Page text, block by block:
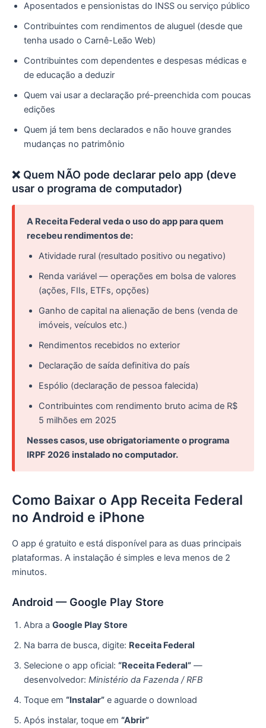
Aposentados e pensionistas do INSS ou serviço público
Contribuintes com rendimentos de aluguel (desde que
tenha usado o Carnê-Leão Web)
Contribuintes com dependentes e despesas médicas e
de educação a deduzir
Quem vai usar a declaração pré-preenchida com poucas
edições
Quem já tem bens declarados e não houve grandes
mudanças no patrimônio
❌ Quem NÃO pode declarar pelo app (deve
usar o programa de computador)
A Receita Federal veda o uso do app para quem
recebeu rendimentos de:
Atividade rural (resultado positivo ou negativo)
Renda variável — operações em bolsa de valores
(ações, FIIs, ETFs, opções)
Ganho de capital na alienação de bens (venda de
imóveis, veículos etc.)
Rendimentos recebidos no exterior
Declaração de saída definitiva do país
Espólio (declaração de pessoa falecida)
Contribuintes com rendimento bruto acima de R$
5 milhões em 2025
Nesses casos, use obrigatoriamente o programa
IRPF 2026 instalado no computador.
Como Baixar o App Receita Federal
no Android e iPhone
O app é gratuito e está disponível para as duas principais
plataformas. A instalação é simples e leva menos de 2
minutos.
Android — Google Play Store
Abra a Google Play Store
Na barra de busca, digite: Receita Federal
Selecione o app oficial: “Receita Federal” —
desenvolvedor: Ministério da Fazenda / RFB
Toque em “Instalar” e aguarde o download
Após instalar, toque em “Abrir”